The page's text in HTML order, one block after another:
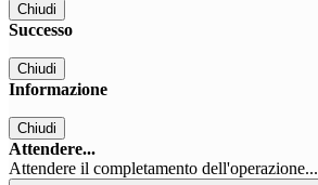
Chiudi
Successo
Chiudi
Informazione
Chiudi
Attendere...
Attendere il completamento dell'operazione...